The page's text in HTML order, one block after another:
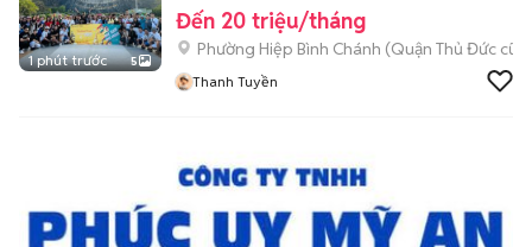
1 phút trước 5
Đến 20 triệu/tháng
Phường Hiệp Bình Chánh (Quận Thủ Đức cũ)
Thanh Tuyền